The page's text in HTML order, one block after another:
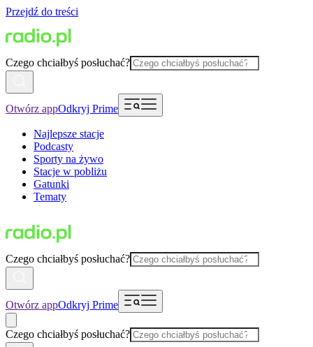
Przejdź do treści
Czego chciałbyś posłuchać?
Otwórz appOdkryj Prime
Najlepsze stacje
Podcasty
Sporty na żywo
Stacje w pobliżu
Gatunki
Tematy
Czego chciałbyś posłuchać?
Otwórz appOdkryj Prime
Czego chciałbyś posłuchać?